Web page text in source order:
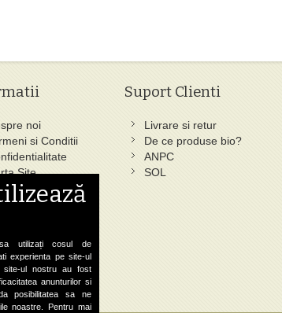
noi
si Conditii
Site
au cautat altii
Avansata
Suport Clienti
Livrare si retur
De ce produse bio?
ANPC
SOL
utilizați cosul de
experienta pe site-ul
ul nostru au fost
anunturilor si
posibilitatea sa ne
noastre. Pentru mai